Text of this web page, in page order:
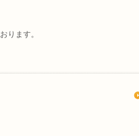
ります。